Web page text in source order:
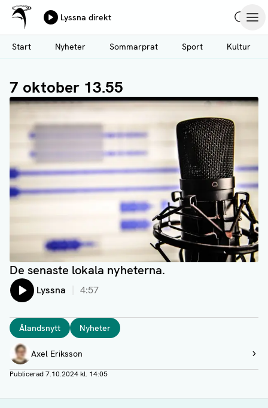
Hoppa
till
huvudinnehåll
Ålands Radio & TV
Lyssna direkt
Start
Nyheter Sommarprat Sport Kultur
7 oktober 13.55
De senaste lokala nyheterna.
Lyssna 4:57
Taggar
Ålandsnytt Nyheter
Författare
Axel Eriksson
Visa profil
Publicerad7.10.2024 kl. 14:05